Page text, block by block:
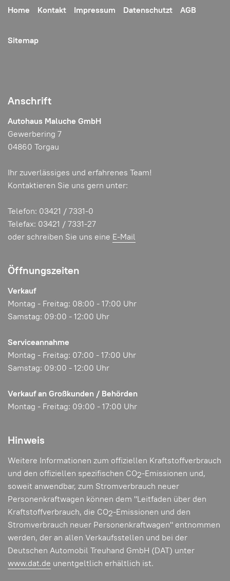
Home Kontakt Impressum Datenschutzt AGB
Sitemap
Anschrift
Autohaus Maluche GmbH
Gewerbering 7
04860 Torgau
Ihr zuverlässiges und erfahrenes Team!
Kontaktieren Sie uns gern unter:
Telefon: 03421 / 7331-0
Telefax: 03421 / 7331-27
oder schreiben Sie uns eine E-Mail
Öffnungszeiten
Verkauf
Montag - Freitag: 08:00 - 17:00 Uhr
Samstag: 09:00 - 12:00 Uhr
Serviceannahme
Montag - Freitag: 07:00 - 17:00 Uhr
Samstag: 09:00 - 12:00 Uhr
Verkauf an Großkunden / Behörden
Montag - Freitag: 09:00 - 17:00 Uhr
Hinweis
Weitere Informationen zum offiziellen Kraftstoffverbrauch
und den offiziellen spezifischen CO2-Emissionen und,
soweit anwendbar, zum Stromverbrauch neuer
Personenkraftwagen können dem "Leitfaden über den
Kraftstoffverbrauch, die CO2-Emissionen und den
Stromverbrauch neuer Personenkraftwagen" entnommen
werden, der an allen Verkaufsstellen und bei der
Deutschen Automobil Treuhand GmbH (DAT) unter
www.dat.de unentgeltlich erhältlich ist.